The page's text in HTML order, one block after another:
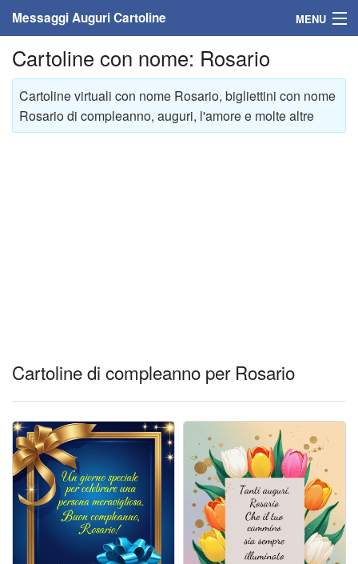
Messaggi Auguri Cartoline MENU
Home
Messaggi
Cartoline
Cartoline giorni settimana
Cartoline musicali
Cartoline animate
Accedi
Cartoline con nome: Rosario
Cartoline virtuali con nome Rosario, bigliettini con nome
Rosario di compleanno, auguri, l'amore e molte altre
Cartoline di compleanno per Rosario